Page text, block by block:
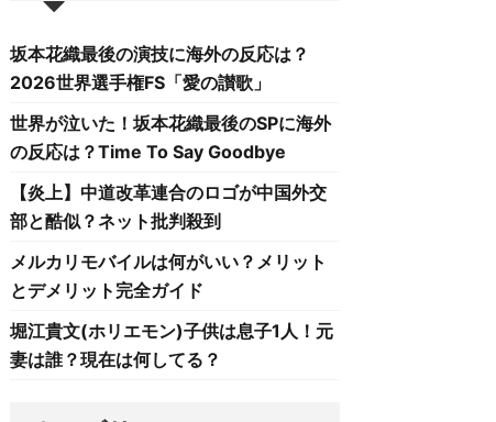
坂本花織最後の演技に海外の反応は？
2026世界選手権FS「愛の讃歌」
世界が泣いた！坂本花織最後のSPに海外
の反応は？Time To Say Goodbye
【炎上】中道改革連合のロゴが中国外交
部と酷似？ネット批判殺到
メルカリモバイルは何がいい？メリット
とデメリット完全ガイド
堀江貴文(ホリエモン)子供は息子1人！元
妻は誰？現在は何してる？